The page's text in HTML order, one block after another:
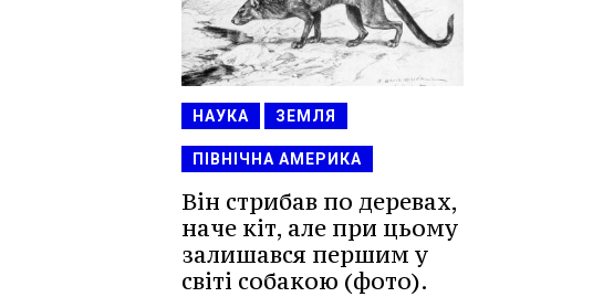
НАУКА ЗЕМЛЯ
ПІВНІЧНА АМЕРИКА
Він стрибав по деревах,
наче кіт, але при цьому
залишався першим у
світі собакою (фото).